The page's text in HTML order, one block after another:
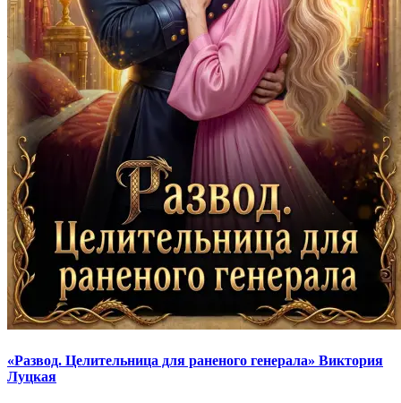
«Развод. Целительница для раненого генерала» Виктория
Луцкая